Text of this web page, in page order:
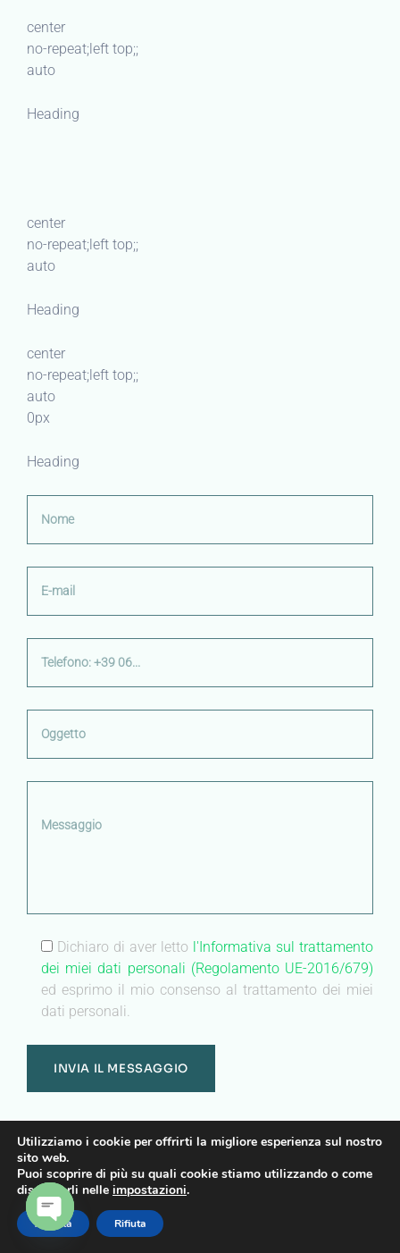
center
no-repeat;left top;;
auto
Heading
center
no-repeat;left top;;
auto
Heading
center
no-repeat;left top;;
auto
0px
Heading
Dichiaro di aver letto l'Informativa sul trattamento
dei miei dati personali (Regolamento UE-2016/679)
ed esprimo il mio consenso al trattamento dei miei
dati personali.
center
no-repeat;left top;;
auto
Heading
Utilizziamo i cookie per offrirti la migliore esperienza sul nostro
sito web.
Puoi scoprire di più su quali cookie stiamo utilizzando o come
disattivarli nelle impostazioni.
Accetta Rifiuta
OPEN